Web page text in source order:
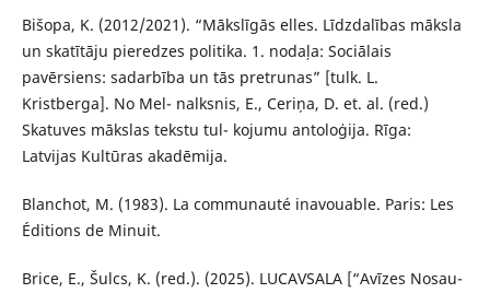
Bišopa, K. (2012/2021). “Mākslīgās elles. Līdzdalības māksla
un skatītāju pieredzes politika. 1. nodaļa: Sociālais
pavērsiens: sadarbība un tās pretrunas” [tulk. L.
Kristberga]. No Mel- nalksnis, E., Ceriņa, D. et. al. (red.)
Skatuves mākslas tekstu tul- kojumu antoloģija. Rīga:
Latvijas Kultūras akadēmija.
Blanchot, M. (1983). La communauté inavouable. Paris: Les
Éditions de Minuit.
Brice, E., Šulcs, K. (red.). (2025). LUCAVSALA [“Avīzes Nosau-